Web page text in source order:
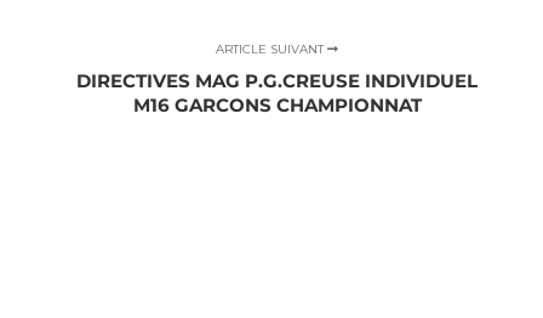
ARTICLE SUIVANT
DIRECTIVES MAG P.G.CREUSE INDIVIDUEL
M16 GARCONS CHAMPIONNAT